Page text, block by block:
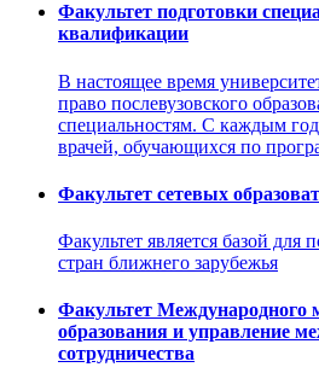
Факультет подготовки
квалификации
В настоящее время
право послевузовского
специальностям. С каждым
врачей, обучающихся по
Факультет сетевых
Факультет является базой для
стран ближнего зарубежья
Факультет Международного
образования и управление
сотрудничества